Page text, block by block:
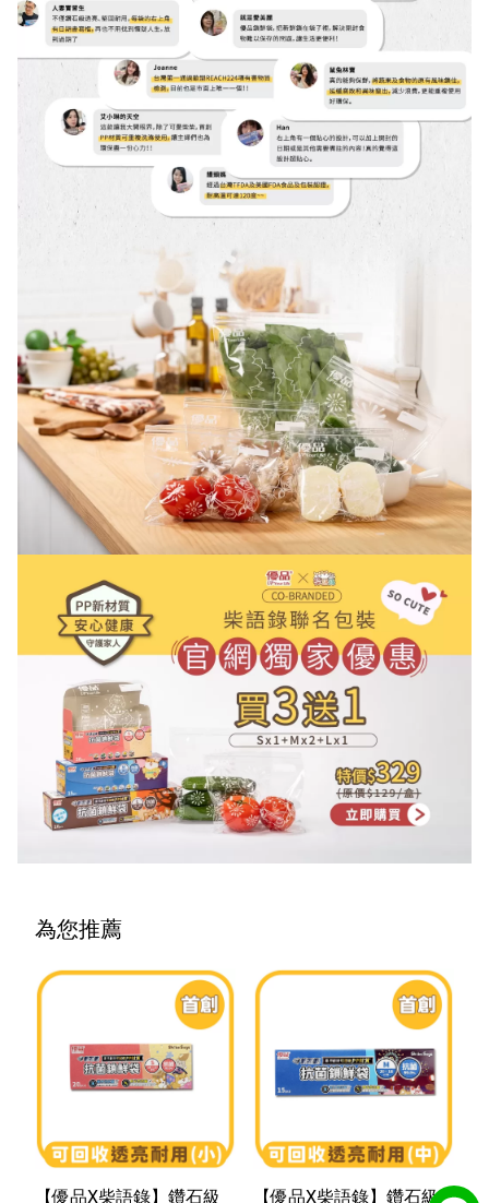
為您推薦
【優品X柴語錄】鑽石級 【優品X柴語錄】鑽石級